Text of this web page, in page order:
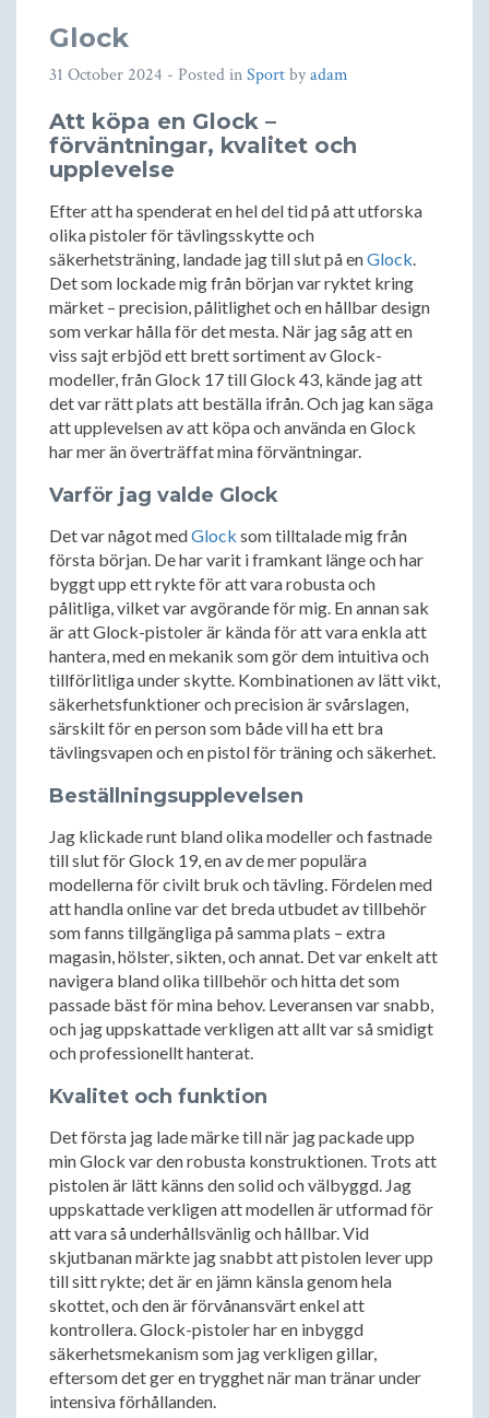
Glock
31 October 2024 - Posted inSportbyadam
Att köpa en Glock –
förväntningar, kvalitet och
upplevelse
Efter att ha spenderat en hel del tid på att utforska
olika pistoler för tävlingsskytte och
säkerhetsträning, landade jag till slut på enGlock.
Det som lockade mig från början var ryktet kring
märket – precision, pålitlighet och en hållbar design
som verkar hålla för det mesta. När jag såg att en
viss sajt erbjöd ett brett sortiment av Glock-
modeller, från Glock 17 till Glock 43, kände jag att
det var rätt plats att beställa ifrån. Och jag kan säga
att upplevelsen av att köpa och använda en Glock
har mer än överträffat mina förväntningar.
Varför jag valde Glock
Det var något medGlock som tilltalade mig från
första början. De har varit i framkant länge och har
byggt upp ett rykte för att vara robusta och
pålitliga, vilket var avgörande för mig. En annan sak
är att Glock-pistoler är kända för att vara enkla att
hantera, med en mekanik som gör dem intuitiva och
tillförlitliga under skytte. Kombinationen av lätt vikt,
säkerhetsfunktioner och precision är svårslagen,
särskilt för en person som både vill ha ett bra
tävlingsvapen och en pistol för träning och säkerhet.
Beställningsupplevelsen
Jag klickade runt bland olika modeller och fastnade
till slut för Glock 19, en av de mer populära
modellerna för civilt bruk och tävling. Fördelen med
att handla online var det breda utbudet av tillbehör
som fanns tillgängliga på samma plats – extra
magasin, hölster, sikten, och annat. Det var enkelt att
navigera bland olika tillbehör och hitta det som
passade bäst för mina behov. Leveransen var snabb,
och jag uppskattade verkligen att allt var så smidigt
och professionellt hanterat.
Kvalitet och funktion
Det första jag lade märke till när jag packade upp
min Glock var den robusta konstruktionen. Trots att
pistolen är lätt känns den solid och välbyggd. Jag
uppskattade verkligen att modellen är utformad för
att vara så underhållsvänlig och hållbar. Vid
skjutbanan märkte jag snabbt att pistolen lever upp
till sitt rykte; det är en jämn känsla genom hela
skottet, och den är förvånansvärt enkel att
kontrollera. Glock-pistoler har en inbyggd
säkerhetsmekanism som jag verkligen gillar,
eftersom det ger en trygghet när man tränar under
intensiva förhållanden.